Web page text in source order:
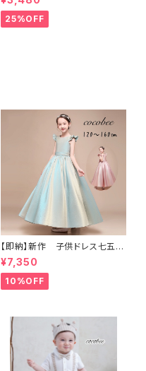
ニア 女の子こどもドレスキッズ
ロングドレスコンクール お誕生
日女の子 ワンピース レッドドレ
25%OFF
【即納】新作 子供ドレス七五三
ピアノ発表会 女の子ワンピー
ス 刺繍ロング丈ドレス リン
グガール フラワーガール姉妹
お揃いコーデ コンクール ジ
¥7,350
10%OFF